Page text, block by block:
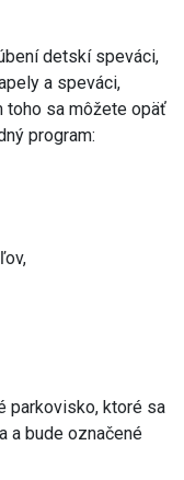
detskí speváci,
a speváci,
toho sa môžete opäť
program:
parkovisko, ktoré sa
a bude označené